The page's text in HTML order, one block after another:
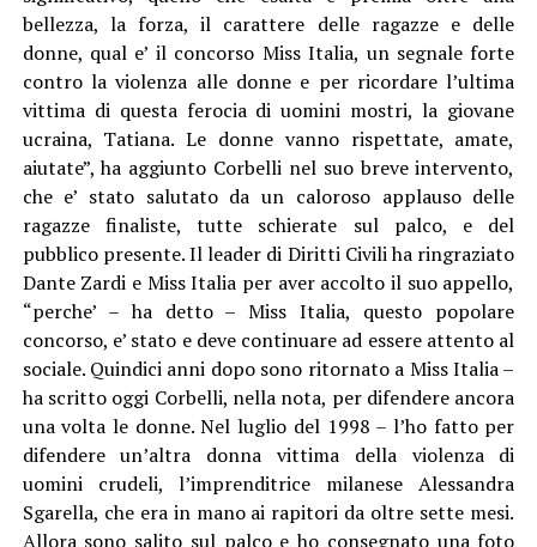
bellezza, la forza, il carattere delle ragazze e delle
donne, qual e’ il concorso Miss Italia, un segnale forte
contro la violenza alle donne e per ricordare l’ultima
vittima di questa ferocia di uomini mostri, la giovane
ucraina, Tatiana. Le donne vanno rispettate, amate,
aiutate”, ha aggiunto Corbelli nel suo breve intervento,
che e’ stato salutato da un caloroso applauso delle
ragazze finaliste, tutte schierate sul palco, e del
pubblico presente. Il leader di Diritti Civili ha ringraziato
Dante Zardi e Miss Italia per aver accolto il suo appello,
“perche’ – ha detto – Miss Italia, questo popolare
concorso, e’ stato e deve continuare ad essere attento al
sociale. Quindici anni dopo sono ritornato a Miss Italia –
ha scritto oggi Corbelli, nella nota, per difendere ancora
una volta le donne. Nel luglio del 1998 – l’ho fatto per
difendere un’altra donna vittima della violenza di
uomini crudeli, l’imprenditrice milanese Alessandra
Sgarella, che era in mano ai rapitori da oltre sette mesi.
Allora sono salito sul palco e ho consegnato una foto